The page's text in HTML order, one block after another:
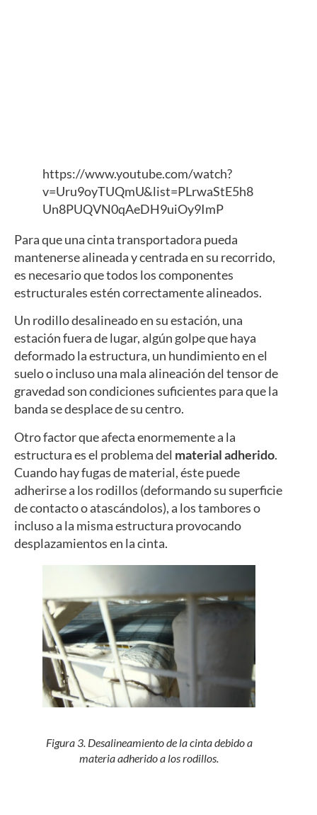
https://www.youtube.com/watch?
v=Uru9oyTUQmU&list=PLrwaStE5h8
Un8PUQVN0qAeDH9uiOy9ImP
Para que una cinta transportadora pueda
mantenerse alineada y centrada en su recorrido,
es necesario que todos los componentes
estructurales estén correctamente alineados.
Un rodillo desalineado en su estación, una
estación fuera de lugar, algún golpe que haya
deformado la estructura, un hundimiento en el
suelo o incluso una mala alineación del tensor de
gravedad son condiciones suficientes para que la
banda se desplace de su centro.
Otro factor que afecta enormemente a la
estructura es el problema del material adherido.
Cuando hay fugas de material, éste puede
adherirse a los rodillos (deformando su superficie
de contacto o atascándolos), a los tambores o
incluso a la misma estructura provocando
desplazamientos en la cinta.
Figura 3. Desalineamiento de la cinta debido a
materia adherido a los rodillos.